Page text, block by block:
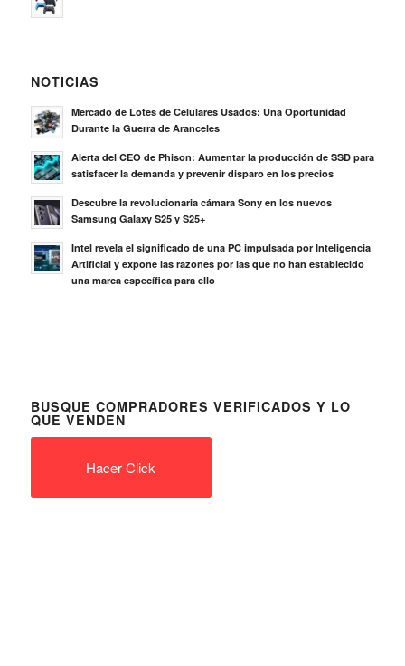
NOTICIAS
Mercado de Lotes de Celulares Usados: Una Oportunidad
Durante la Guerra de Aranceles
Alerta del CEO de Phison: Aumentar la producción de SSD para
satisfacer la demanda y prevenir disparo en los precios
Descubre la revolucionaria cámara Sony en los nuevos
Samsung Galaxy S25 y S25+
Intel revela el significado de una PC impulsada por Inteligencia
Artificial y expone las razones por las que no han establecido
una marca específica para ello
BUSQUE COMPRADORES VERIFICADOS Y LO
QUE VENDEN
Hacer Click